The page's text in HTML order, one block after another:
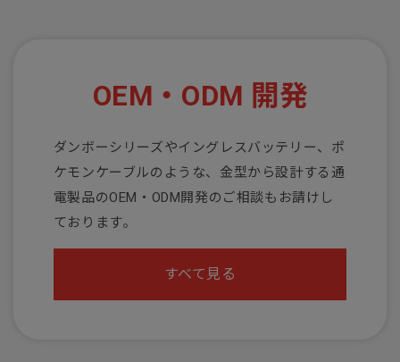
OEM・ODM 開発
ダンボーシリーズやイングレスバッテリー、ポ
ケモンケーブルのような、金型から設計する通
電製品のOEM・ODM開発のご相談もお請けし
ております。
すべて見る